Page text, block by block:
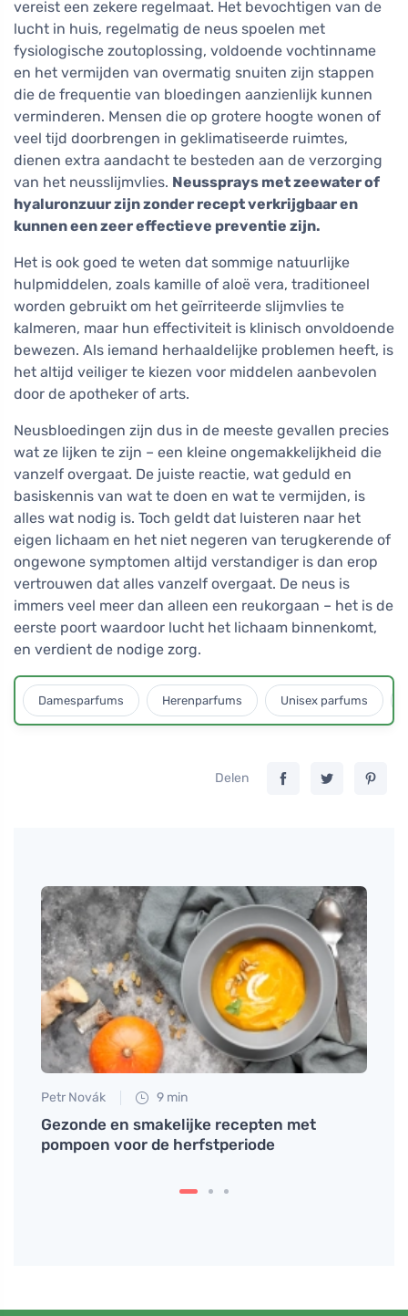
vereist een zekere regelmaat. Het bevochtigen van de
lucht in huis, regelmatig de neus spoelen met
fysiologische zoutoplossing, voldoende vochtinname
en het vermijden van overmatig snuiten zijn stappen
die de frequentie van bloedingen aanzienlijk kunnen
verminderen. Mensen die op grotere hoogte wonen of
veel tijd doorbrengen in geklimatiseerde ruimtes,
dienen extra aandacht te besteden aan de verzorging
van het neusslijmvlies. Neussprays met zeewater of
hyaluronzuur zijn zonder recept verkrijgbaar en
kunnen een zeer effectieve preventie zijn.
Het is ook goed te weten dat sommige natuurlijke
hulpmiddelen, zoals kamille of aloë vera, traditioneel
worden gebruikt om het geïrriteerde slijmvlies te
kalmeren, maar hun effectiviteit is klinisch onvoldoende
bewezen. Als iemand herhaaldelijke problemen heeft, is
het altijd veiliger te kiezen voor middelen aanbevolen
door de apotheker of arts.
Neusbloedingen zijn dus in de meeste gevallen precies
wat ze lijken te zijn – een kleine ongemakkelijkheid die
vanzelf overgaat. De juiste reactie, wat geduld en
basiskennis van wat te doen en wat te vermijden, is
alles wat nodig is. Toch geldt dat luisteren naar het
eigen lichaam en het niet negeren van terugkerende of
ongewone symptomen altijd verstandiger is dan erop
vertrouwen dat alles vanzelf overgaat. De neus is
immers veel meer dan alleen een reukorgaan – het is de
eerste poort waardoor lucht het lichaam binnenkomt,
en verdient de nodige zorg.
Damesparfums Herenparfums Unisex parfums
Delen
Petr Novák 9 min
Gezonde en smakelijke recepten met
pompoen voor de herfstperiode